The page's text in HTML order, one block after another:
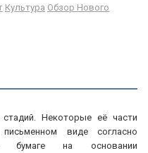
Культура Обзор Нового
Некоторые её части
виде согласно
бумаге на основании